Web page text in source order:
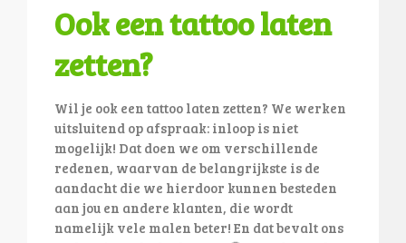
Ook een tattoo laten
zetten?
Wil je ook een tattoo laten zetten? We werken
uitsluitend op afspraak: inloop is niet
mogelijk! Dat doen we om verschillende
redenen, waarvan de belangrijkste is de
aandacht die we hierdoor kunnen besteden
aan jou en andere klanten, die wordt
namelijk vele malen beter! En dat bevalt ons